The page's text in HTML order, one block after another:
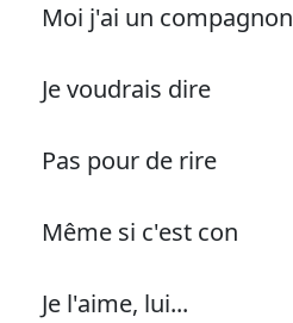
Moi j'ai un compagnon
Je voudrais dire
Pas pour de rire
Même si c'est con
Je l'aime, lui...